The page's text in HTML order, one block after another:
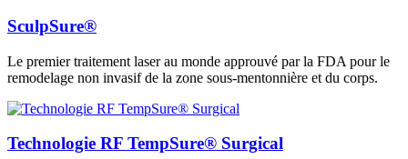
SculpSure®
Le premier traitement laser au monde approuvé par la FDA pour le
remodelage non invasif de la zone sous-mentonnière et du corps.
Technologie RF TempSure® Surgical